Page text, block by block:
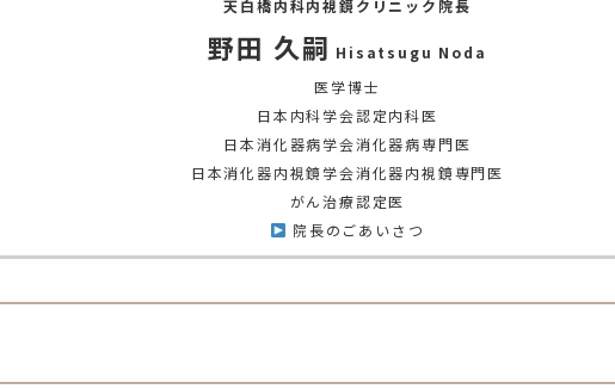
天白橋内科内視鏡クリニック院長
野田 久嗣 Hisatsugu Noda
医学博士
日本内科学会認定内科医
日本消化器病学会消化器病専門医
日本消化器内視鏡学会消化器内視鏡専門医
がん治療認定医
院長のごあいさつ